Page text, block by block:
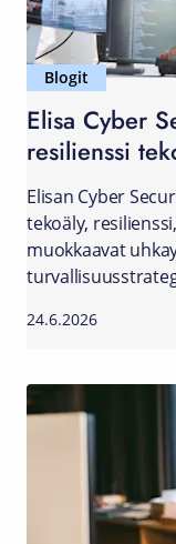
Blogit
Elisa Cyber
resilienssi
Elisan Cyber
tekoäly,
muokkaavat
24.6.2026